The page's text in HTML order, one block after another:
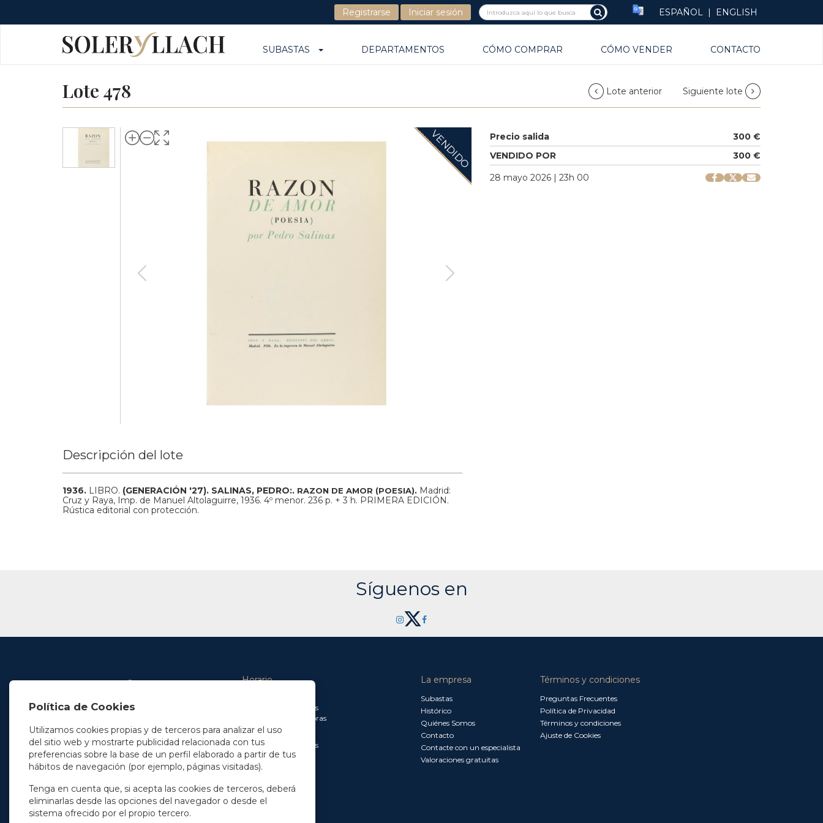
Registrarse Iniciar sesión ESPAÑOL | ENGLISH
SUBASTAS DEPARTAMENTOS CÓMO COMPRAR CÓMO VENDER CONTACTO
Lote 478 Lote anterior Siguiente lote
VENDIDO Precio salida
300 €
VENDIDO POR
300 €
28 mayo 2026 | 23h 00
Descripción del lote
1936. LIBRO. (GENERACIÓN '27). SALINAS, PEDRO:. RAZON DE AMOR (POESIA). Madrid:
Cruz y Raya, Imp. de Manuel Altolaguirre, 1936. 4º menor. 236 p. + 3 h. PRIMERA EDICIÓN.
Rústica editorial con protección.
Síguenos en
En Madrid
info@soleryllach.com
En Barcelona
Beethoven 13
+34 93 201 87 33
info@soleryllach.com
Horario
De 9.00 a 13.30 horas
y de 14.30 a 18.00 horas
Viernes:
De 8.30 a 15.00 horas
La empresa
Subastas
Histórico
Quiénes Somos
Contacto
Contacte con un especialista
Valoraciones gratuitas
Términos y condiciones
Preguntas Frecuentes
Política de Privacidad
Términos y condiciones
Ajuste de Cookies
Política de Cookies
Utilizamos cookies propias y de terceros para analizar el uso
del sitio web y mostrarte publicidad relacionada con tus
preferencias sobre la base de un perfil elaborado a partir de tus
hábitos de navegación (por ejemplo, páginas visitadas).
Tenga en cuenta que, si acepta las cookies de terceros, deberá
eliminarlas desde las opciones del navegador o desde el
sistema ofrecido por el propio tercero.